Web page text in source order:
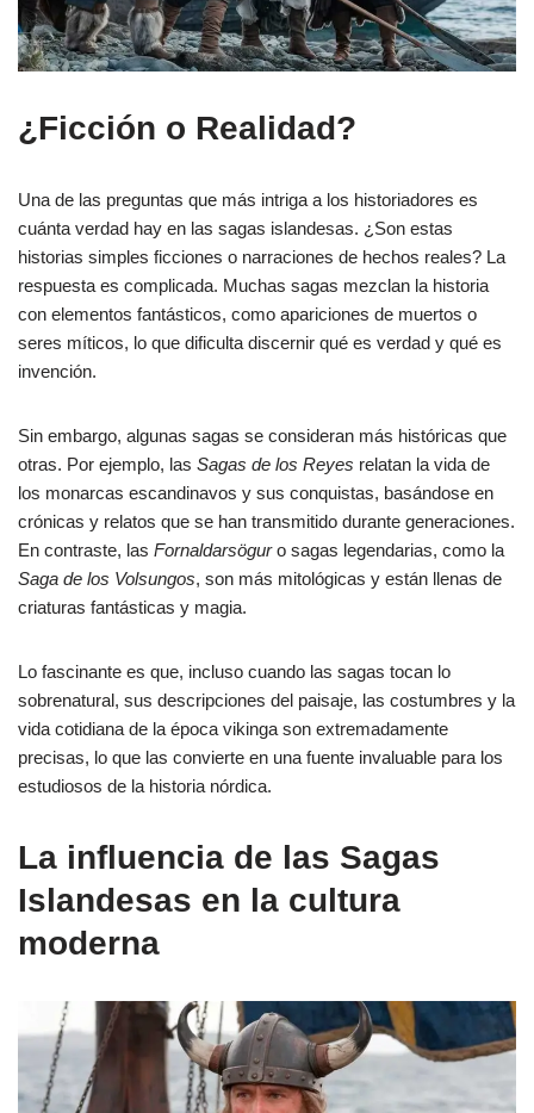
¿Ficción o Realidad?
Una de las preguntas que más intriga a los historiadores es
cuánta verdad hay en las sagas islandesas. ¿Son estas
historias simples ficciones o narraciones de hechos reales? La
respuesta es complicada. Muchas sagas mezclan la historia
con elementos fantásticos, como apariciones de muertos o
seres míticos, lo que dificulta discernir qué es verdad y qué es
invención.
Sin embargo, algunas sagas se consideran más históricas que
otras. Por ejemplo, las Sagas de los Reyes relatan la vida de
los monarcas escandinavos y sus conquistas, basándose en
crónicas y relatos que se han transmitido durante generaciones.
En contraste, las Fornaldarsöguro sagas legendarias, como la
Saga de los Volsungos, son más mitológicas y están llenas de
criaturas fantásticas y magia.
Lo fascinante es que, incluso cuando las sagas tocan lo
sobrenatural, sus descripciones del paisaje, las costumbres y la
vida cotidiana de la época vikinga son extremadamente
precisas, lo que las convierte en una fuente invaluable para los
estudiosos de la historia nórdica.
La influencia de las Sagas
Islandesas en la cultura
moderna